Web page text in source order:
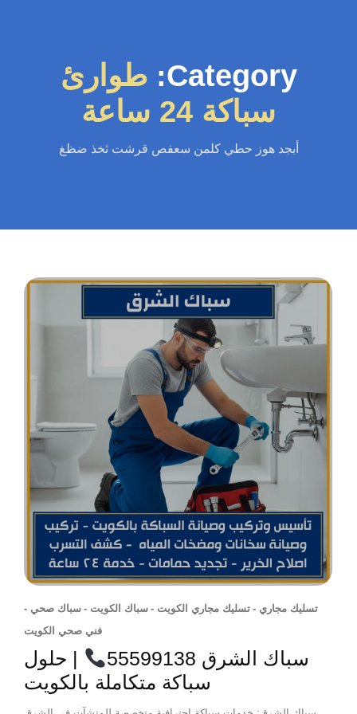
Category:
طوارئ
سباكة 24 ساعة
أبجد هوز حطي كلمن سعفص قرشت ثخذ ضظغ
تسليك مجاري - تسليك مجاري الكويت - سباك الكويت - سباك صحي -
فني صحي الكويت
سباك الشرق 55599138
| حلول
سباكة متكاملة بالكويت